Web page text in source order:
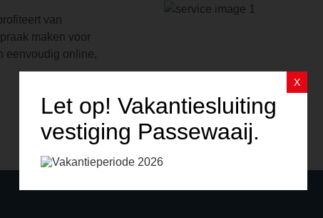
van
maken voor
eenvoudig online,
Let op! Vakantiesluiting
vestiging Passewaaij.
X